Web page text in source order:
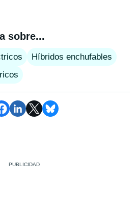
sobre...
Híbridos enchufables